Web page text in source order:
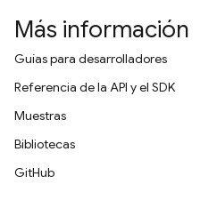
Más información
Guías para desarrolladores
Referencia de la API y el SDK
Muestras
Bibliotecas
GitHub